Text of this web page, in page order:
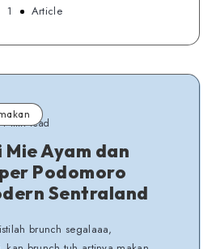
1 Article
4 min read
Mie Ayam dan
Podomoro
Sentraland
brunch segalaaa,